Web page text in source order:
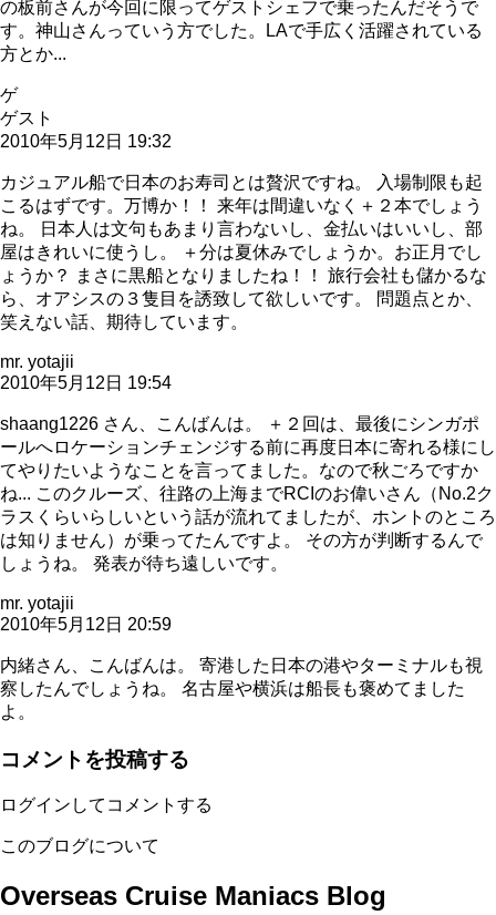
の板前さんが今回に限ってゲストシェフで乗ったんだそうで
す。神山さんっていう方でした。LAで手広く活躍されている
方とか...
ゲ
ゲスト
2010年5月12日 19:32
カジュアル船で日本のお寿司とは贅沢ですね。 入場制限も起
こるはずです。万博か！！ 来年は間違いなく＋２本でしょう
ね。 日本人は文句もあまり言わないし、金払いはいいし、部
屋はきれいに使うし。 ＋分は夏休みでしょうか。お正月でし
ょうか？ まさに黒船となりましたね！！ 旅行会社も儲かるな
ら、オアシスの３隻目を誘致して欲しいです。 問題点とか、
笑えない話、期待しています。
mr. yotajii
2010年5月12日 19:54
shaang1226 さん、こんばんは。 ＋２回は、最後にシンガポ
ールへロケーションチェンジする前に再度日本に寄れる様にし
てやりたいようなことを言ってました。なので秋ごろですか
ね... このクルーズ、往路の上海までRCIのお偉いさん（No.2ク
ラスくらいらしいという話が流れてましたが、ホントのところ
は知りません）が乗ってたんですよ。 その方が判断するんで
しょうね。 発表が待ち遠しいです。
mr. yotajii
2010年5月12日 20:59
内緒さん、こんばんは。 寄港した日本の港やターミナルも視
察したんでしょうね。 名古屋や横浜は船長も褒めてました
よ。
コメントを投稿する
ログインしてコメントする
このブログについて
Overseas Cruise Maniacs Blog